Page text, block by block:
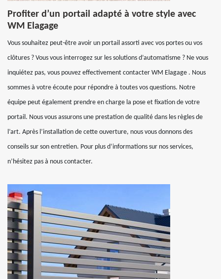
Profiter d’un portail adapté à votre style avec
WM Elagage
Vous souhaitez peut-être avoir un portail assorti avec vos portes ou vos
clôtures ? Vous vous interrogez sur les solutions d’automatisme ? Ne vous
inquiétez pas, vous pouvez effectivement contacter WM Elagage . Nous
sommes à votre écoute pour répondre à toutes vos questions. Notre
équipe peut également prendre en charge la pose et fixation de votre
portail. Nous vous assurons une prestation de qualité dans les règles de
l’art. Après l’installation de cette ouverture, nous vous donnons des
conseils sur son entretien. Pour plus d’informations sur nos services,
n’hésitez pas à nous contacter.